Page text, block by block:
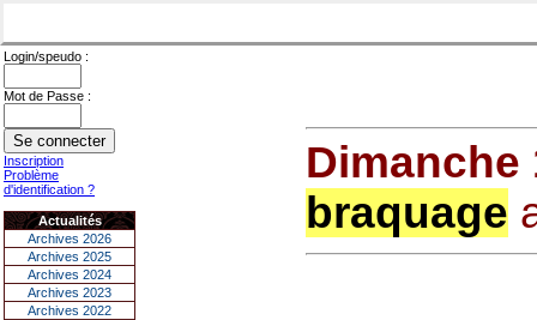
Login/speudo :
Mot de Passe :
Inscription
Problème
d'identification ?
Actualités
Archives 2026
Archives 2025
Archives 2024
Archives 2023
Archives 2022
Dimanche
braquage